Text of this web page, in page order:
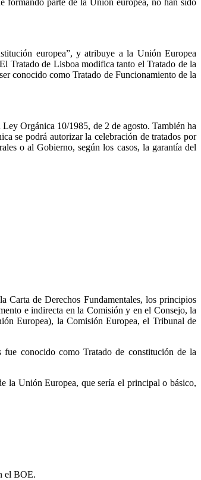
europea”, y atribuye a la Unión Europea
Tratado de Lisboa modifica tanto el Tratado de la
conocido como Tratado de Funcionamiento de la
Orgánica 10/1985, de 2 de agosto. También ha
se podrá autorizar la celebración de tratados por
o al Gobierno, según los casos, la garantía del
Carta de Derechos Fundamentales, los principios
e indirecta en la Comisión y en el Consejo, la
Europea), la Comisión Europea, el Tribunal de
conocido como Tratado de constitución de la
la Unión Europea, que sería el principal o básico,
el BOE.